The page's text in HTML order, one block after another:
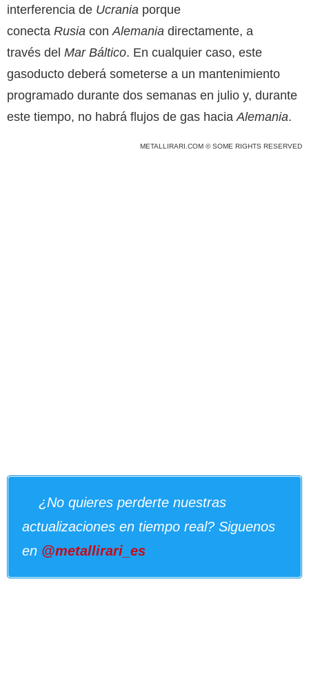
interferencia de Ucrania porque
conecta Rusia con Alemania directamente, a
través del Mar Báltico. En cualquier caso, este
gasoducto deberá someterse a un mantenimiento
programado durante dos semanas en julio y, durante
este tiempo, no habrá flujos de gas hacia Alemania.
METALLIRARI.COM © SOME RIGHTS RESERVED
¿No quieres perderte nuestras
actualizaciones en tiempo real? Siguenos
en @metallirari_es